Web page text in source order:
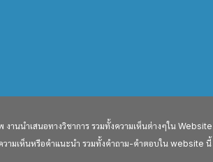
งานนำเสนอทางวิชาการ รวมทั้งความเห็นต่างๆใน
ามเห็นหรือคำแนะนำ รวมทั้งคำถาม-คำตอบใน website นี้